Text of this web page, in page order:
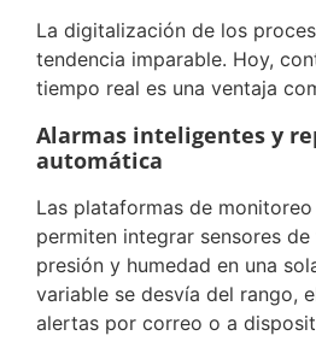
La digitalización de los
tendencia imparable. Hoy,
tiempo real es una ventaja
Alarmas inteligentes y
automática
Las plataformas de monitoreo
permiten integrar sensores
presión y humedad en una
variable se desvía del rango,
alertas por correo o a